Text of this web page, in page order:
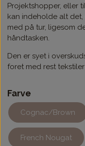
Projektshopper, eller
kan indeholde alt det,
med på tur, ligesom
håndtasken.
Den er syet i
foret med rest
Farve
Cognac/Brown
French Nougat